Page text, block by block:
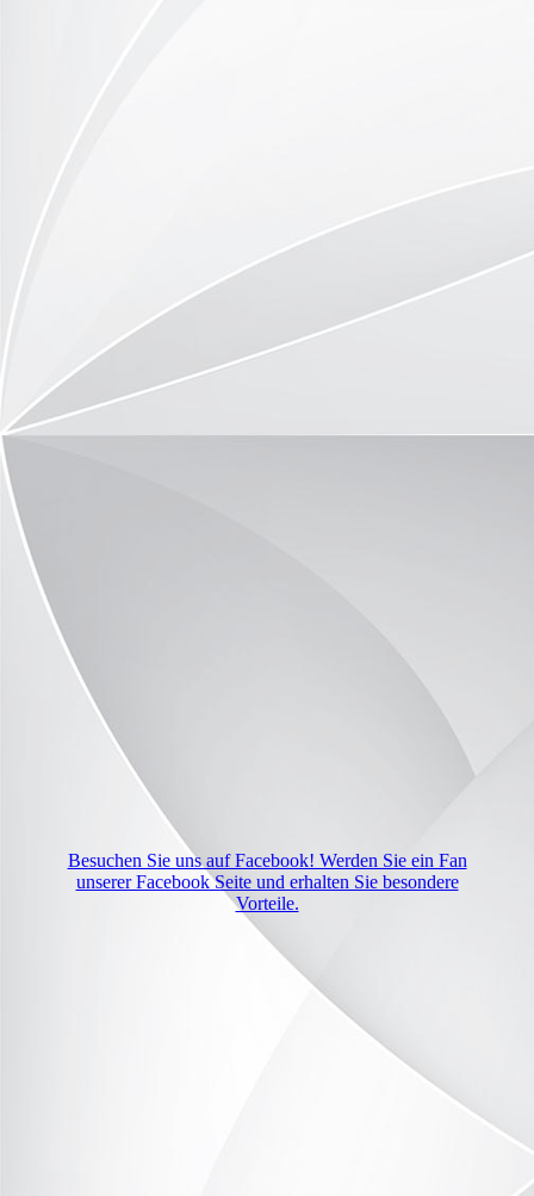
Besuchen Sie uns auf Facebook! Werden Sie ein Fan
unserer Facebook Seite und erhalten Sie besondere
Vorteile.